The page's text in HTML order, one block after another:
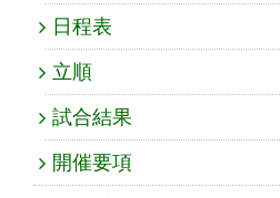
日程表
立順
試合結果
開催要項